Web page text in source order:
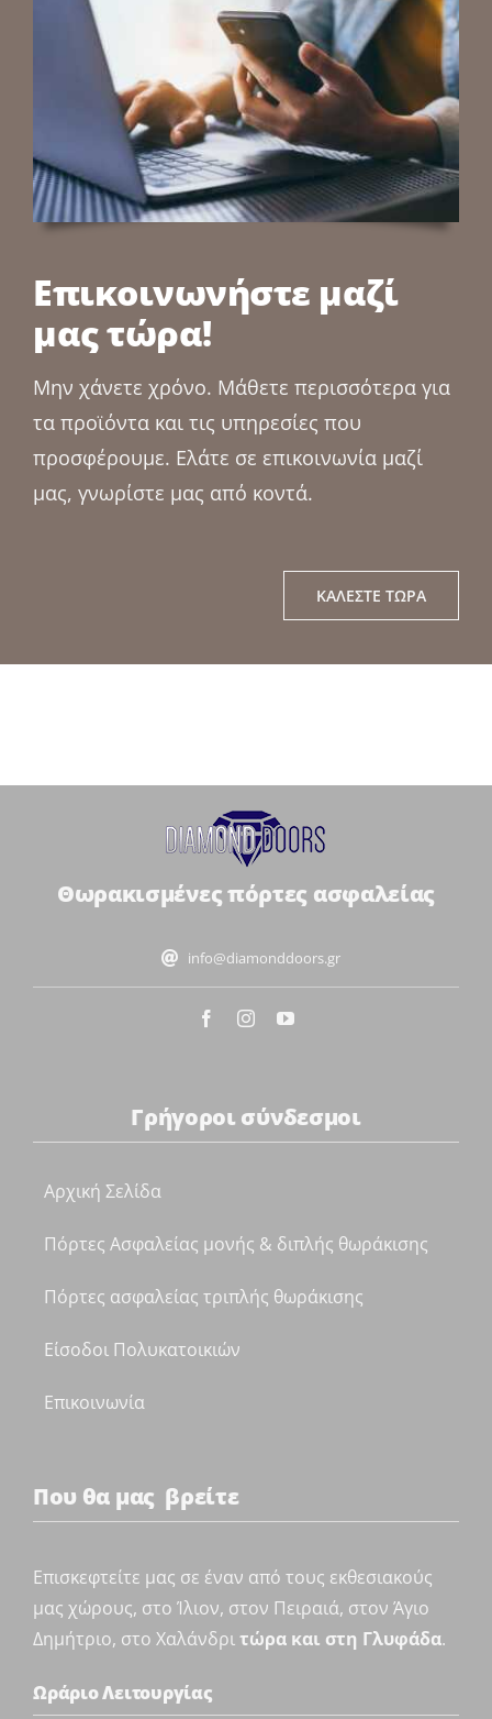
Επικοινωνήστε μαζί
μας τώρα!
Μην χάνετε χρόνο. Μάθετε περισσότερα για
τα προϊόντα και τις υπηρεσίες που
προσφέρουμε. Ελάτε σε επικοινωνία μαζί
μας, γνωρίστε μας από κοντά.
ΚΑΛΈΣΤΕ ΤΏΡΑ
Θωρακισμένες πόρτες ασφαλείας
info@diamonddoors.gr
Γρήγοροι σύνδεσμοι
Αρχική Σελίδα
Πόρτες Ασφαλείας μονής & διπλής θωράκισης
Πόρτες ασφαλείας τριπλής θωράκισης
Είσοδοι Πολυκατοικιών
Επικοινωνία
Που θα μας βρείτε
Επισκεφτείτε μας σε έναν από τους εκθεσιακούς
μας χώρους, στο Ίλιον, στον Πειραιά, στον Άγιο
Δημήτριο, στο Χαλάνδριτώρα και στη Γλυφάδα.
Ωράριο Λειτουργίας